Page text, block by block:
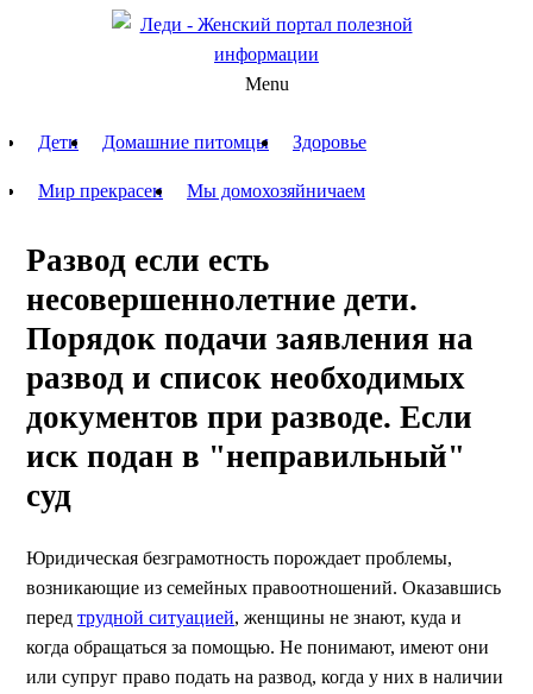
Menu
Дети Домашние питомцы Здоровье
Мир прекрасен Мы домохозяйничаем
Развод если есть
несовершеннолетние дети.
Порядок подачи заявления на
развод и список необходимых
документов при разводе. Если
иск подан в "неправильный"
суд
Юридическая безграмотность порождает проблемы,
возникающие из семейных правоотношений. Оказавшись
перед трудной ситуацией, женщины не знают, куда и
когда обращаться за помощью. Не понимают, имеют они
или супруг право подать на развод, когда у них в наличии